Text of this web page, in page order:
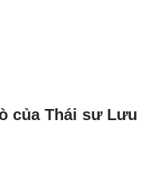
của Thái sư Lưu